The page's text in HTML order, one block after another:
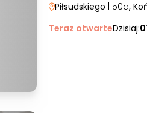
Piłsudskiego | 50d,
Teraz otwarteDzisiaj: